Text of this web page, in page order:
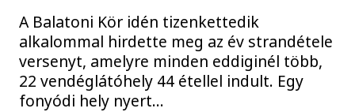
A Balatoni Kör idén tizenkettedik
alkalommal hirdette meg az év strandétele
versenyt, amelyre minden eddiginél több,
22 vendéglátóhely 44 étellel indult. Egy
fonyódi hely nyert...